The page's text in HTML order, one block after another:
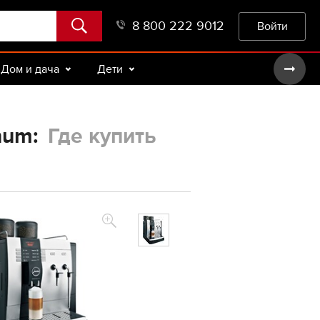
8 800 222 9012 Войти
Дом и дача Дети
Где купить